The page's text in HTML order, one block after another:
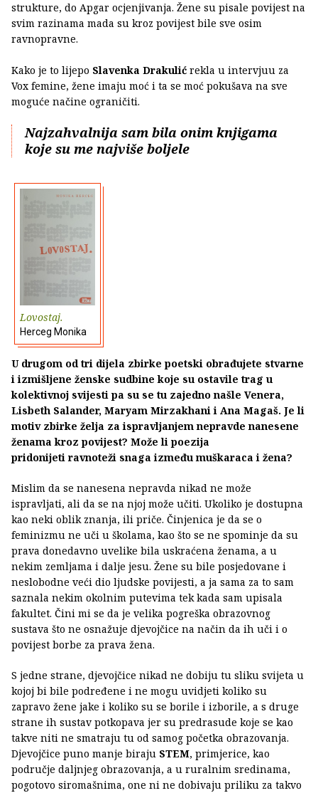
strukture, do Apgar ocjenjivanja. Žene su pisale povijest na
svim razinama mada su kroz povijest bile sve osim
ravnopravne.
Kako je to lijepo Slavenka Drakulić rekla u intervjuu za
Vox femine, žene imaju moć i ta se moć pokušava na sve
moguće načine ograničiti.
Najzahvalnija sam bila onim knjigama
koje su me najviše boljele
Lovostaj.
Herceg Monika
U drugom od tri dijela zbirke poetski obrađujete stvarne
i izmišljene ženske sudbine koje su ostavile trag u
kolektivnoj svijesti pa su se tu zajedno našle Venera,
Lisbeth Salander, Maryam Mirzakhani i Ana Magaš. Je li
motiv zbirke želja za ispravljanjem nepravde nanesene
ženama kroz povijest? Može li poezija
pridonijeti ravnoteži snaga između muškaraca i žena?
Mislim da se nanesena nepravda nikad ne može
ispravljati, ali da se na njoj može učiti. Ukoliko je dostupna
kao neki oblik znanja, ili priče. Činjenica je da se o
feminizmu ne uči u školama, kao što se ne spominje da su
prava donedavno uvelike bila uskraćena ženama, a u
nekim zemljama i dalje jesu. Žene su bile posjedovane i
neslobodne veći dio ljudske povijesti, a ja sama za to sam
saznala nekim okolnim putevima tek kada sam upisala
fakultet. Čini mi se da je velika pogreška obrazovnog
sustava što ne osnažuje djevojčice na način da ih uči i o
povijest borbe za prava žena.
S jedne strane, djevojčice nikad ne dobiju tu sliku svijeta u
kojoj bi bile podređene i ne mogu uvidjeti koliko su
zapravo žene jake i koliko su se borile i izborile, a s druge
strane ih sustav potkopava jer su predrasude koje se kao
takve niti ne smatraju tu od samog početka obrazovanja.
Djevojčice puno manje biraju STEM, primjerice, kao
područje daljnjeg obrazovanja, a u ruralnim sredinama,
pogotovo siromašnima, one ni ne dobivaju priliku za takvo